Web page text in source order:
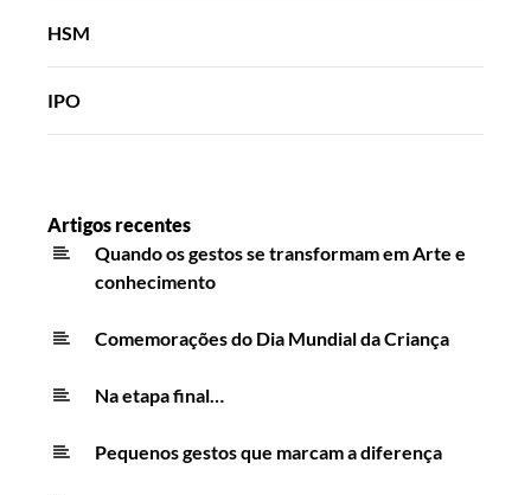
HSM
IPO
Artigos recentes
Quando os gestos se transformam em Arte e
conhecimento
Comemorações do Dia Mundial da Criança
Na etapa final…
Pequenos gestos que marcam a diferença